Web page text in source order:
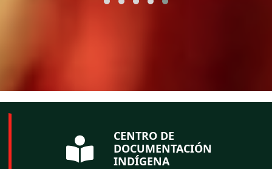
CENTRO DE
DOCUMENTACIÓN
INDÍGENA